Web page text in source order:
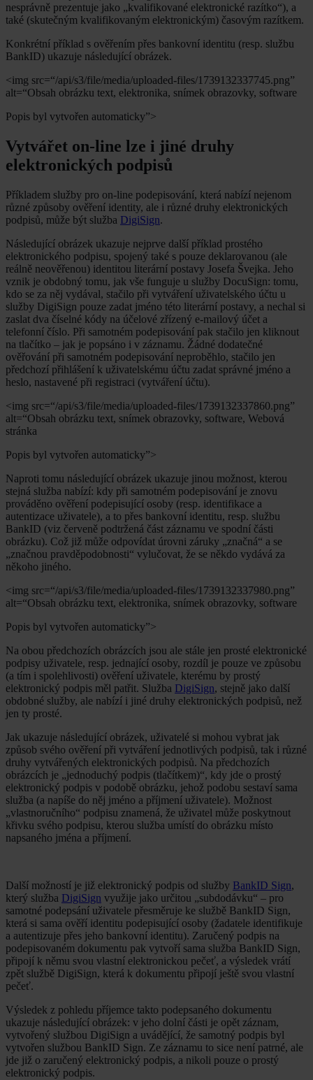
nesprávně prezentuje jako „kvalifikované elektronické razítko“), a
také (skutečným kvalifikovaným elektronickým) časovým razítkem.
Konkrétní příklad s ověřením přes bankovní identitu (resp. službu
BankID) ukazuje následující obrázek.
<img src=“/api/s3/file/media/uploaded-files/1739132337745.png”
alt=“Obsah obrázku text, elektronika, snímek obrazovky, software
Popis byl vytvořen automaticky”>
Vytvářet on-line lze i jiné druhy
elektronických podpisů
Příkladem služby pro on-line podepisování, která nabízí nejenom
různé způsoby ověření identity, ale i různé druhy elektronických
podpisů, může být služba DigiSign.
Následující obrázek ukazuje nejprve další příklad prostého
elektronického podpisu, spojený také s pouze deklarovanou (ale
reálně neověřenou) identitou literární postavy Josefa Švejka. Jeho
vznik je obdobný tomu, jak vše funguje u služby DocuSign: tomu,
kdo se za něj vydával, stačilo při vytváření uživatelského účtu u
služby DigiSign pouze zadat jméno této literární postavy, a nechal si
zaslat dva číselné kódy na účelové zřízený e-mailový účet a
telefonní číslo. Při samotném podepisování pak stačilo jen kliknout
na tlačítko – jak je popsáno i v záznamu. Žádné dodatečné
ověřování při samotném podepisování neproběhlo, stačilo jen
předchozí přihlášení k uživatelskému účtu zadat správné jméno a
heslo, nastavené při registraci (vytváření účtu).
<img src=“/api/s3/file/media/uploaded-files/1739132337860.png”
alt=“Obsah obrázku text, snímek obrazovky, software, Webová
stránka
Popis byl vytvořen automaticky”>
Naproti tomu následující obrázek ukazuje jinou možnost, kterou
stejná služba nabízí: kdy při samotném podepisování je znovu
prováděno ověření podepisující osoby (resp. identifikace a
autentizace uživatele), a to přes bankovní identitu, resp. službu
BankID (viz červeně podtržená část záznamu ve spodní části
obrázku). Což již může odpovídat úrovni záruky „značná“ a se
„značnou pravděpodobnosti“ vylučovat, že se někdo vydává za
někoho jiného.
<img src=“/api/s3/file/media/uploaded-files/1739132337980.png”
alt=“Obsah obrázku text, elektronika, snímek obrazovky, software
Popis byl vytvořen automaticky”>
Na obou předchozích obrázcích jsou ale stále jen prosté elektronické
podpisy uživatele, resp. jednající osoby, rozdíl je pouze ve způsobu
(a tím i spolehlivosti) ověření uživatele, kterému by prostý
elektronický podpis měl patřit. Služba DigiSign, stejně jako další
obdobné služby, ale nabízí i jiné druhy elektronických podpisů, než
jen ty prosté.
Jak ukazuje následující obrázek, uživatelé si mohou vybrat jak
způsob svého ověření při vytváření jednotlivých podpisů, tak i různé
druhy vytvářených elektronických podpisů. Na předchozích
obrázcích je „jednoduchý podpis (tlačítkem)“, kdy jde o prostý
elektronický podpis v podobě obrázku, jehož podobu sestaví sama
služba (a napíše do něj jméno a příjmení uživatele). Možnost
„vlastnoručního“ podpisu znamená, že uživatel může poskytnout
křivku svého podpisu, kterou služba umístí do obrázku místo
napsaného jména a příjmení.
Další možností je již elektronický podpis od služby BankID Sign,
který služba DigiSign využije jako určitou „subdodávku“ – pro
samotné podepsání uživatele přesměruje ke službě BankID Sign,
která si sama ověří identitu podepisující osoby (žadatele identifikuje
a autentizuje přes jeho bankovní identitu). Zaručený podpis na
podepisovaném dokumentu pak vytvoří sama služba BankID Sign,
připojí k němu svou vlastní elektronickou pečeť, a výsledek vrátí
zpět službě DigiSign, která k dokumentu připojí ještě svou vlastní
pečeť.
Výsledek z pohledu příjemce takto podepsaného dokumentu
ukazuje následující obrázek: v jeho dolní části je opět záznam,
vytvořený službou DigiSign a uvádějící, že samotný podpis byl
vytvořen službou BankID Sign. Ze záznamu to sice není patrné, ale
jde již o zaručený elektronický podpis, a nikoli pouze o prostý
elektronický podpis.